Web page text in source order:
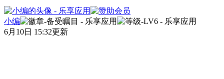
小编
6月10日 15:32更新